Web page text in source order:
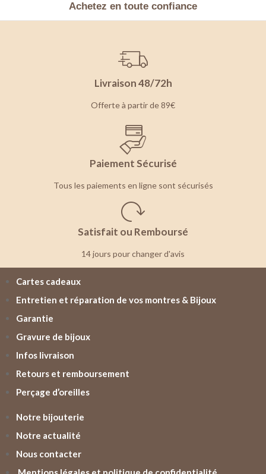
Achetez en toute confiance
Livraison 48/72h
Offerte à partir de 89€
Paiement Sécurisé
Tous les paiements en ligne sont sécurisés
Satisfait ou Remboursé
14 jours pour changer d'avis
Cartes cadeaux
Entretien et réparation de vos montres & Bijoux
Garantie
Gravure de bijoux
Infos livraison
Retours et remboursement
Perçage d’oreilles
Notre bijouterie
Notre actualité
Nous contacter